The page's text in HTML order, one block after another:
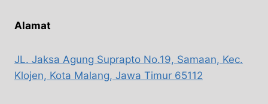
Alamat
JL. Jaksa Agung Suprapto No.19, Samaan, Kec.
Klojen, Kota Malang, Jawa Timur 65112